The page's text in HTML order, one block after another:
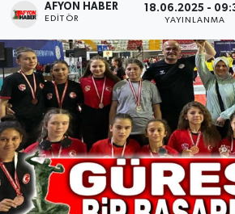
AFYON HABER
EDITÖR
18.06.2025 -
YAYINLANMA
Ekonomi
Magazin
Etkinlikler